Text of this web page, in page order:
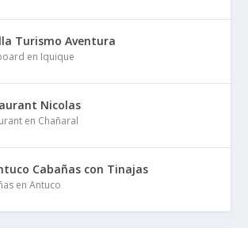
Turismo Aventura
en Iquique
Nicolas
en Chañaral
Cabañas con Tinajas
en Antuco